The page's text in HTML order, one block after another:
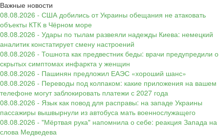
Важные новости
08.08.2026 - США добились от Украины обещания не атаковать
объекты КТК в Чёрном море
08.08.2026 - Удары по тылам развеяли надежды Киева: немецкий
аналитик констатирует смену настроений
08.08.2026 - Тошнота как предвестник беды: врачи предупредили о
скрытых симптомах инфаркта у женщин
08.08.2026 - Пашинян предложил ЕАЭС «хороший шанс»
08.08.2026 - Переводы под колпаком: какие приложения на вашем
телефоне могут заблокировать платежи с 2027 года
08.08.2026 - Язык как повод для расправы: на западе Украины
пассажиры вышвырнули из автобуса мать военнослужащего
08.08.2026 - "Мёртвая рука" напомнила о себе: реакция Запада на
слова Медведева